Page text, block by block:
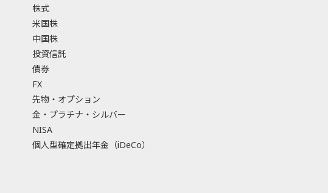
株式
米国株
中国株
投資信託
債券
FX
先物・オプション
金・プラチナ・シルバー
NISA
個人型確定拠出年金（iDeCo）